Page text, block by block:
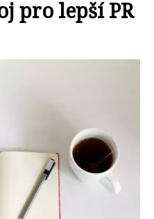
pro lepší PR